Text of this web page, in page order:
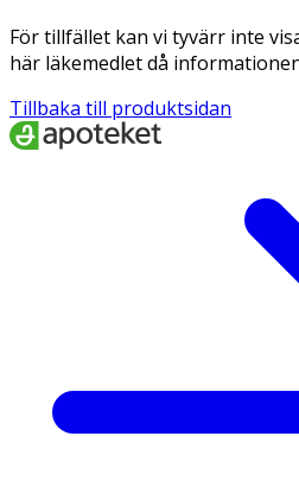
För tillfället kan vi tyvärr inte
här läkemedlet då
Tillbaka till produktsidan